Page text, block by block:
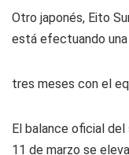
Otro japonés, Eito
está efectuando
tres meses con el
El balance oficial
11 de marzo se